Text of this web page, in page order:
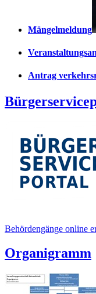
Mängelmeldung
Antrag
Behördengänge online
Organigramm